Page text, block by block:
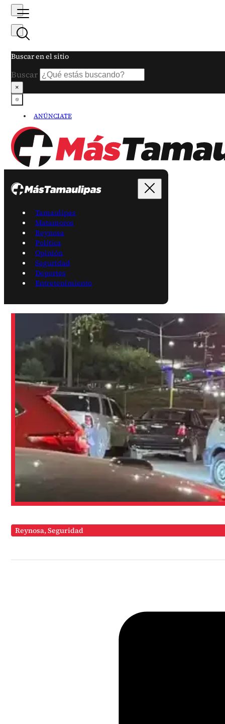
Buscar en el sitio
Buscar
×
ANÚNCIATE
Tamaulipas
Matamoros
Reynosa
Política
Opinión
Seguridad
Deportes
Entretenimiento
Reynosa,Seguridad